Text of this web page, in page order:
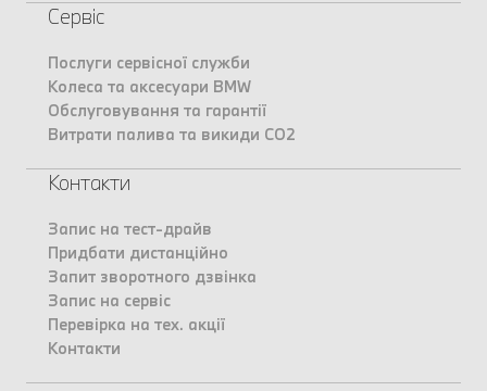
Сервіс
Послуги сервісної служби
Колеса та аксесуари BMW
Обслуговування та гарантії
Витрати палива та викиди CO2
Контакти
Запис на тест-драйв
Придбати дистанційно
Запит зворотного дзвінка
Запис на сервіс
Перевірка на тех. акції
Контакти